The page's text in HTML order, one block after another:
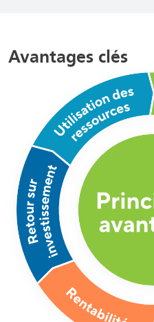
Avantages clés